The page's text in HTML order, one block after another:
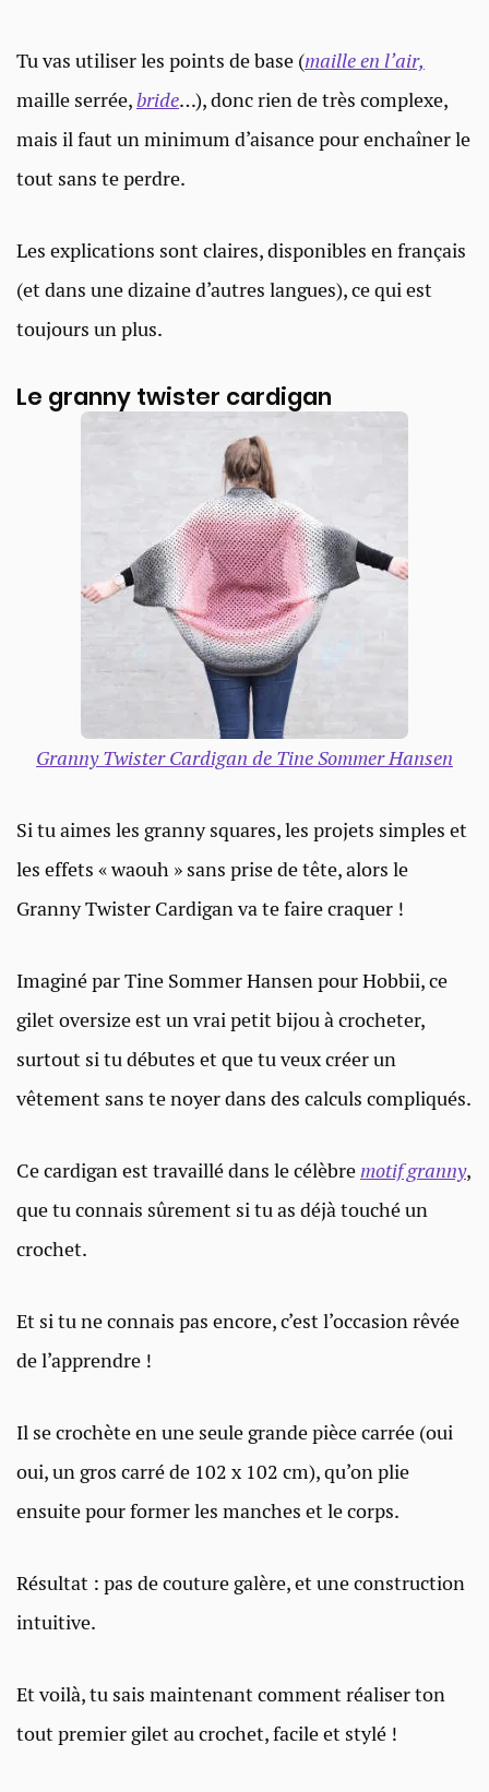
Tu vas utiliser les points de base (maille en l’air,
maille serrée,bride…), donc rien de très complexe,
mais il faut un minimum d’aisance pour enchaîner le
tout sans te perdre.
Les explications sont claires, disponibles en français
(et dans une dizaine d’autres langues), ce qui est
toujours un plus.
Le granny twister cardigan
Granny Twister Cardigan de Tine Sommer Hansen
Si tu aimes les granny squares, les projets simples et
les effets « waouh » sans prise de tête, alors le
Granny Twister Cardigan va te faire craquer !
Imaginé par Tine Sommer Hansen pour Hobbii, ce
gilet oversize est un vrai petit bijou à crocheter,
surtout si tu débutes et que tu veux créer un
vêtement sans te noyer dans des calculs compliqués.
Ce cardigan est travaillé dans le célèbre motif granny,
que tu connais sûrement si tu as déjà touché un
crochet.
Et si tu ne connais pas encore, c’est l’occasion rêvée
de l’apprendre !
Il se crochète en une seule grande pièce carrée (oui
oui, un gros carré de 102 x 102 cm), qu’on plie
ensuite pour former les manches et le corps.
Résultat : pas de couture galère, et une construction
intuitive.
Et voilà, tu sais maintenant comment réaliser ton
tout premier gilet au crochet, facile et stylé !